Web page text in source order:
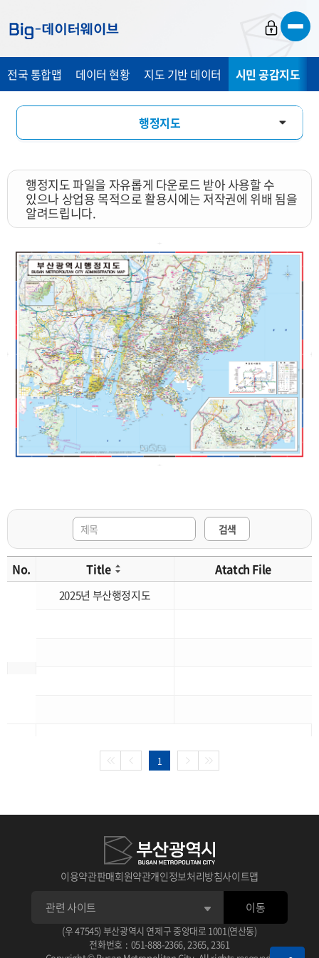
가
기
가
기
가
기
전국 통합맵 데이터 현황 지도 기반 데이터 시민 공감지도
행정지도
지도 활용 서비스
행정지도 파일을 자유롭게 다운로드 받아 사용할 수
있으나 상업용 목적으로 활용시에는 저작권에 위배 됨을
알려드립니다.
검색
No. Title Atatch File
2025년 부산행정지도
1
이용약관판매회원약관개인정보처리방침사이트맵
(우 47545) 부산광역시 연제구 중앙대로 1001(연산동)
전화번호 : 051-888-2366 2365, 2361
이동